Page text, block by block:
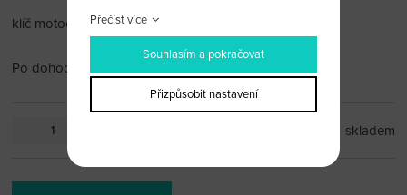
klíč motocyklu Suzuki černý
Po dohodě vám planžetu rádi vyfrézujeme.
skladem
Přečíst více
Souhlasím a pokračovat
Přizpůsobit nastavení